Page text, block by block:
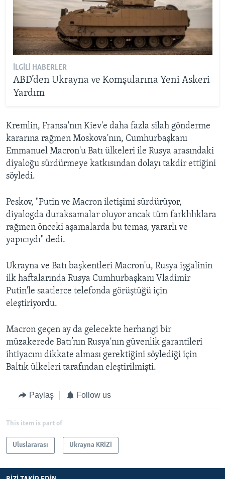
İLGILI HABERLER
ABD’den Ukrayna ve Komşularına Yeni Askeri
Yardım
Kremlin, Fransa'nın Kiev'e daha fazla silah gönderme
kararına rağmen Moskova'nın, Cumhurbaşkanı
Emmanuel Macron'u Batı ülkeleri ile Rusya arasındaki
diyaloğu sürdürmeye katkısından dolayı takdir ettiğini
söyledi.
Peskov, "Putin ve Macron iletişimi sürdürüyor,
diyalogda duraksamalar oluyor ancak tüm farklılıklara
rağmen önceki aşamalarda bu temas, yararlı ve
yapıcıydı" dedi.
Ukrayna ve Batı başkentleri Macron'u, Rusya işgalinin
ilk haftalarında Rusya Cumhurbaşkanı Vladimir
Putin'le saatlerce telefonda görüştüğü için
eleştiriyordu.
Macron geçen ay da gelecekte herhangi bir
müzakerede Batı’nın Rusya'nın güvenlik garantileri
ihtiyacını dikkate alması gerektiğini söylediği için
Baltık ülkeleri tarafından eleştirilmişti.
Paylaş Follow us
This item is part of
Uluslararası Ukrayna KRİZİ